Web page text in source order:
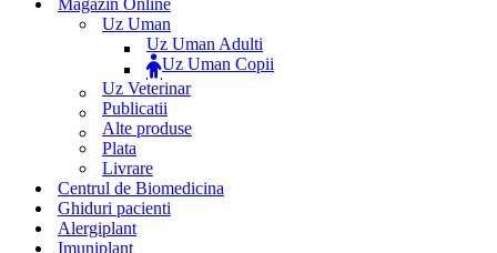
Magazin Online
Uz Uman
Uz Uman Adulti
Uz Uman Copii
Uz Veterinar
Publicatii
Alte produse
Plata
Livrare
Centrul de Biomedicina
Ghiduri pacienti
Alergiplant
Imuniplant